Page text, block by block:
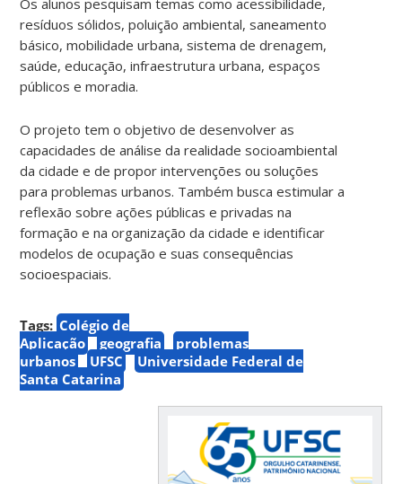
resíduos sólidos, poluição ambiental, saneamento
básico, mobilidade urbana, sistema de drenagem,
saúde, educação, infraestrutura urbana, espaços
públicos e moradia.
O projeto tem o objetivo de desenvolver as
capacidades de análise da realidade socioambiental
da cidade e de propor intervenções ou soluções
para problemas urbanos. Também busca estimular a
reflexão sobre ações públicas e privadas na
formação e na organização da cidade e identificar
modelos de ocupação e suas consequências
socioespaciais.
Tags: Colégio de
Aplicação
geografia
problemas
urbanos
UFSC
Universidade Federal de
Santa Catarina